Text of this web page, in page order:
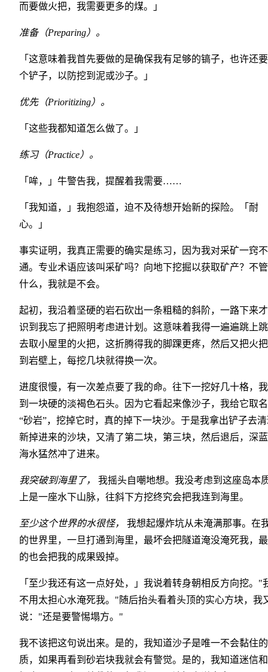
而要做火把，我需要更多的煤。」
准备（Preparing）。
「这意味着我首先要做的是确保我有足够的镐子，也许还
个铲子，以防挖到泥或沙子。」
优先（Prioritizing）。
「这些我都知道怎么做了。」
练习（Practice）。
「哞，」牛警告我，提醒着我需要……
「我知道，」我抱怨道，迫不及待想开始新的探险。「耐
心。」
事实证明，我真正需要的确实是练习，因为我对采矿一窍不
通。专业术语应该叫采矿吗？向地下挖掘以获取矿产？不
什么，我就是不会。
起初，我沿着坚硬的岩石砍出一条粗糙的斜阶，一路下来
识到我忘了把照明考虑进计划。这意味着我得一遍遍跳上
去取小屋里的火把，这折腾得我的脚踝更疼，然后又把火
到岩壁上，每挖几块就得换一次。
进度很慢，有一次差点要了我的命。往下一挖好几十格，
到一块硬的淡褐色石头。因为它看起来像沙子，我给它取名
“砂岩”，挖掉它时，真的掉下一块沙。于是我拿出铲子去
新掉进来的沙块，又清了第二块，第三块，然后退后，深
海水猛然冲了进来。
我突破到海里了，
我摇头自嘲地想。我没考虑到这座岛本
上是一座水下山脉，往斜下方挖终究会把我连到海里。
至少这个世界的水很怪，
我想起爆炸坑从未淹满那事。在
的世界里，一旦打通到海里，最坏会把隧道淹没淹死我，
的也会把我的成果毁掉。
「至少我还有这一点好处，」我说着转身朝相反方向挖。"
不用太担心水淹死我。"随后抬头看着头顶的实心方块，我
说："还是要警惕塌方。"
我不该把这句说出来。是的，我知道沙子是唯一不会黏住
质，如果再看到砂岩块我就会有警觉。是的，我知道迷信